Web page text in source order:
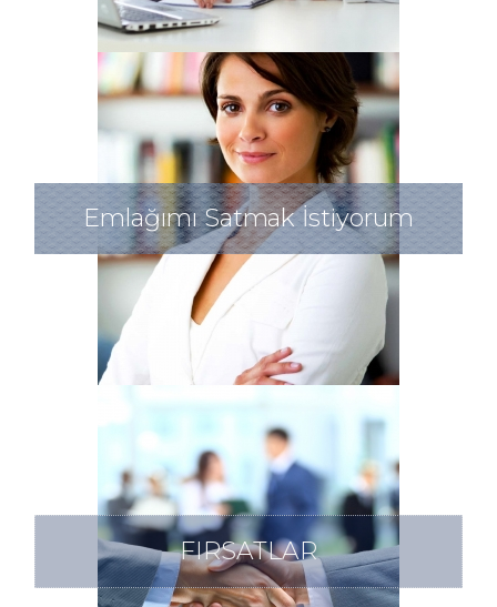
Emlağımı Satmak İstiyorum
FIRSATLAR